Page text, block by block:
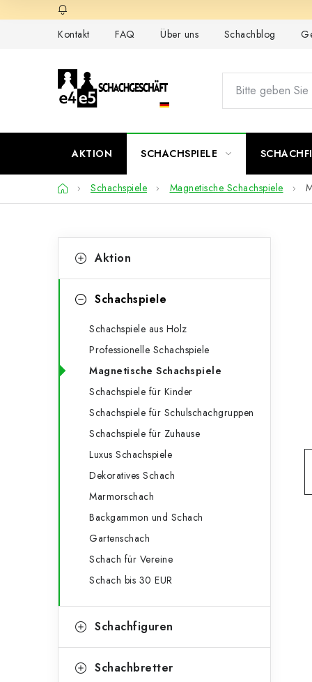
Inhalt
Kontakt FAQ Über uns Schachblog
AKTION SCHACHSPIELE
StartseiteSchachspiele Magnetische Schachspiele
e
n
überspringen
a
o
Aktion
Schachspiele
Schachspiele aus Holz
Professionelle Schachspiele
Magnetische Schachspiele
Schachspiele für Kinder
Schachspiele für Schulschachgruppen
Schachspiele für Zuhause
Luxus Schachspiele
Dekoratives Schach
Marmorschach
Backgammon und Schach
Gartenschach
Schach für Vereine
Schach bis 30 EUR
Schachfiguren
Schachbretter